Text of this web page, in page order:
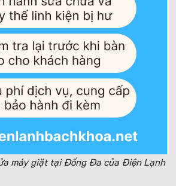
máy giặt tại Đống Đa của Điện Lạnh